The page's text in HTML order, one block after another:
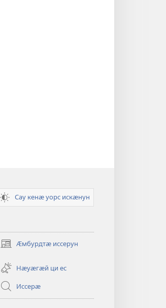
Сау кенӕ уорс искӕнун
Ӕмбурдтӕ иссерун
(opens
window)Нӕуӕгӕй ци ес
Иссерӕ